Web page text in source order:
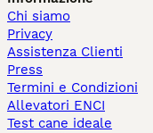
Chi siamo
Privacy
Assistenza Clienti
Press
Termini e Condizioni
Allevatori ENCI
Test cane ideale